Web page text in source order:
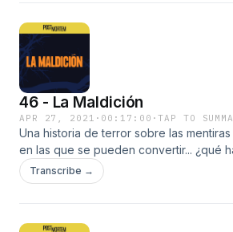
parte de quienes apoyan el programa.
46 - La Maldición
APR 27, 2021 · 00:17:00 ·TAP TO
Una historia de terror sobre las
en las que se pueden convertir... ¿qué
Suscríbete y apoya el proyecto en
lugares: Patreon: https://
Transcribe →